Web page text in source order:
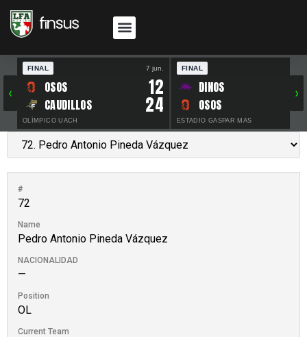
‹
FINAL 7 jun.
OSOS 12
CAUDILLOS 24
OLÍMPICO UACH
FINAL
DINOS
OSOS
ESTADIO GASPAR MAS
›
#
72
Name
Pedro Antonio Pineda Vázquez
NACIONALIDAD
—
Position
OL
Current Team